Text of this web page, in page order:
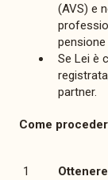
(AVS) e
pensione
Se Lei è
partner.
Come